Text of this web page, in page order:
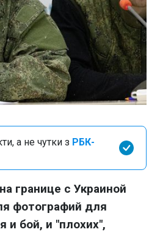
а не чутки з РБК-
границе с Украиной
фотографий для
и бой, и "плохих",